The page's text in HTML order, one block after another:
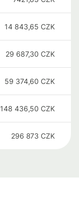
14 843,65 CZK
29 687,30 CZK
59 374,60 CZK
148 436,50 CZK
296 873 CZK